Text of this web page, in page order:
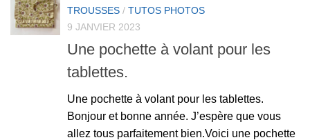
TROUSSES / TUTOS PHOTOS
9 JANVIER 2023
Une pochette à volant pour les
tablettes.
Une pochette à volant pour les tablettes.
Bonjour et bonne année. J’espère que vous
allez tous parfaitement bien.Voici une pochette